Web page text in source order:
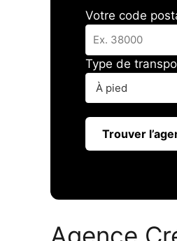
Votre code
Type de
Trouver